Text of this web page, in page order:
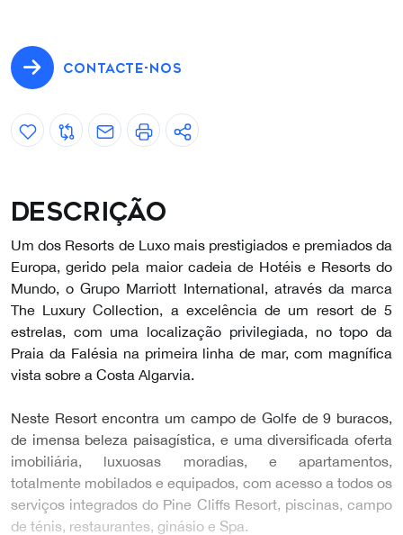
CONTACTE-NOS
Descrição
Um dos Resorts de Luxo mais prestigiados e premiados da
Europa, gerido pela maior cadeia de Hotéis e Resorts do
Mundo, o Grupo Marriott International, através da marca
The Luxury Collection, a excelência de um resort de 5
estrelas, com uma localização privilegiada, no topo da
Praia da Falésia na primeira linha de mar, com magnífica
vista sobre a Costa Algarvia.
Neste Resort encontra um campo de Golfe de 9 buracos,
de imensa beleza paisagística, e uma diversificada oferta
imobiliária, luxuosas moradias, e apartamentos,
totalmente mobilados e equipados, com acesso a todos os
serviços integrados do Pine Cliffs Resort, piscinas, campo
de ténis, restaurantes, ginásio e Spa.